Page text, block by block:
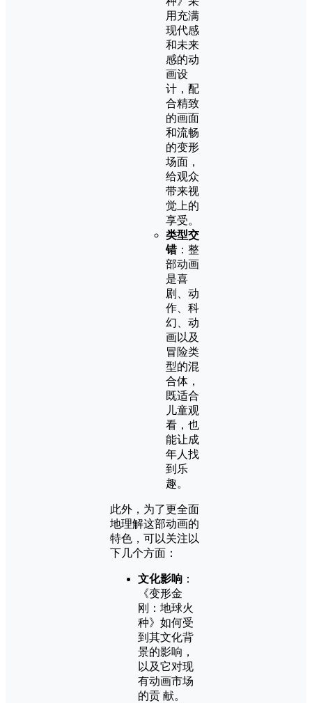
用充满
现代感
和未来
感的动
画设
计，配
合精致
的画面
和流畅
的变形
场面，
给观众
带来视
觉上的
享受。
类型交
错：整
部动画
是喜
剧、动
作、科
幻、动
画以及
冒险类
型的混
合体，
既适合
儿童观
看，也
能让成
年人找
到乐
趣。
此外，为了更全面
地理解这部动画的
特色，可以关注以
下几个方面：
文化影响 ：
《变形金
刚：地球火
种》如何受
到其文化背
景的影响，
以及它对现
有动画市场
的贡 献。